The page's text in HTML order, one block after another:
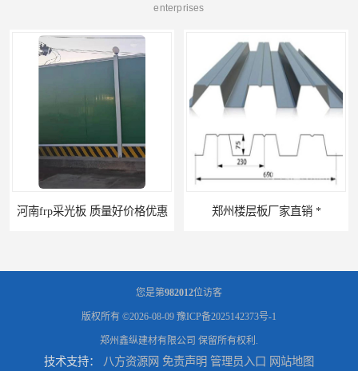
enterprises
郑州楼层板厂家直销 *
您是第982012位访客
版权所有 ©2026-08-09 豫ICP备2025142373号-1
郑州鑫纵建材有限公司 保留所有权利.
技术支持： 八方资源网 免责声明 管理员入口 网站地图